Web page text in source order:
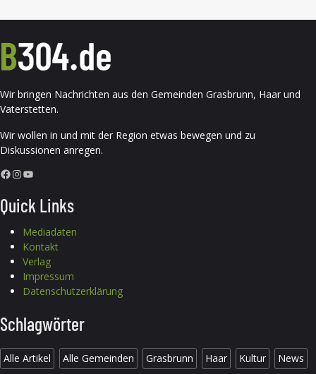
Wir bringen Nachrichten aus den Gemeinden Grasbrunn, Haar und
Vaterstetten.
Wir wollen in und mit der Region etwas bewegen und zu
Diskussionen anregen.
Facebook InstagramYouTube
Quick Links
Mediadaten
Kontakt
Verlag
Impressum
Datenschutzerklärung
Schlagwörter
Alle Artikel Alle Gemeinden Grasbrunn Haar Kultur News